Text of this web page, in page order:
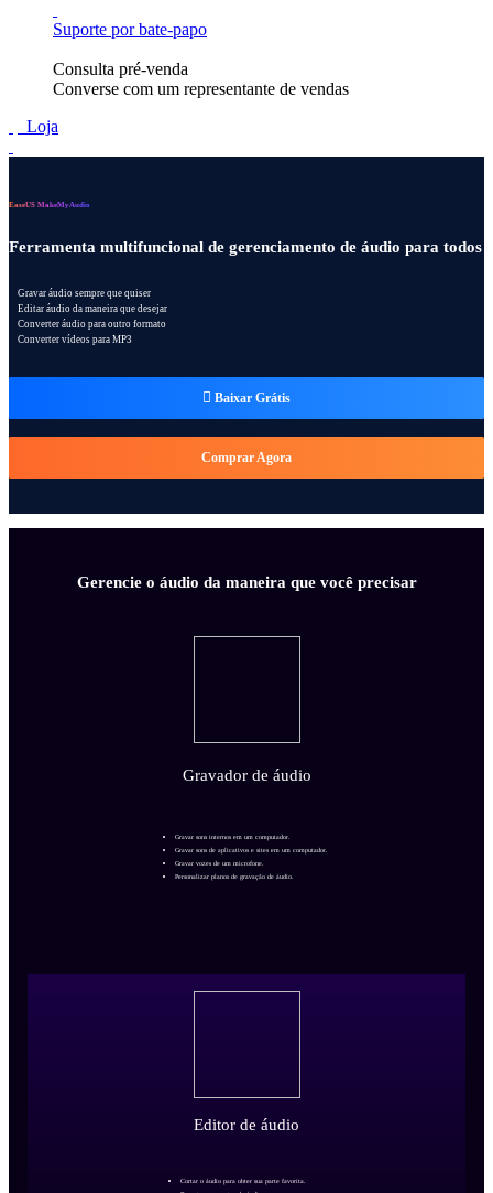
Suporte por bate-papo
Consulta pré-venda
Converse com um representante de vendas
Loja
EaseUS MakeMyAudio
Ferramenta multifuncional de gerenciamento de áudio para todos
Gravar áudio sempre que quiser
Editar áudio da maneira que desejar
Converter áudio para outro formato
Converter vídeos para MP3
 Baixar Grátis
Comprar Agora
Gerencie o áudio da maneira que você precisar
Gravador de áudio
Gravar sons internos em um computador.
Gravar sons de aplicativos e sites em um computador.
Gravar vozes de um microfone.
Personalizar planos de gravação de áudio.
Editor de áudio
Cortar o áudio para obter sua parte favorita.